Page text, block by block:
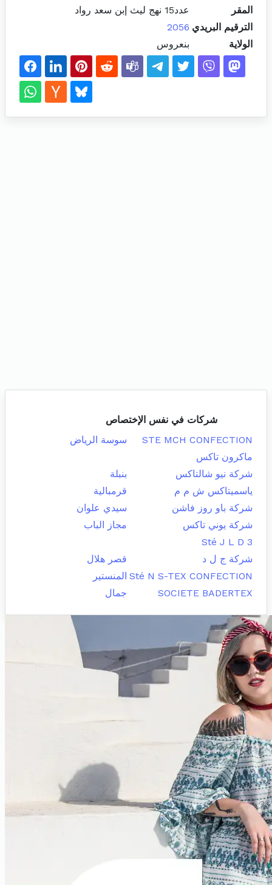
المقر
عدد15 نهج ليث إبن سعد رواد
الترقيم البريدي 2056
الولاية
بنعروس
شركات في نفس الإختصاص
STE MCH CONFECTION
سوسة الرياض
ماكرون تاكس
شركة نيو شالتاكس
بنبلة
ياسميتاكس ش م م
قرمبالية
شركة باو روز فاشن
سيدي علوان
شركة يوني تاكس
مجاز الباب
Sté J L D 3
شركة ج ل د
قصر هلال
Sté N S-TEX CONFECTION المنستير
SOCIETE BADERTEX
جمال